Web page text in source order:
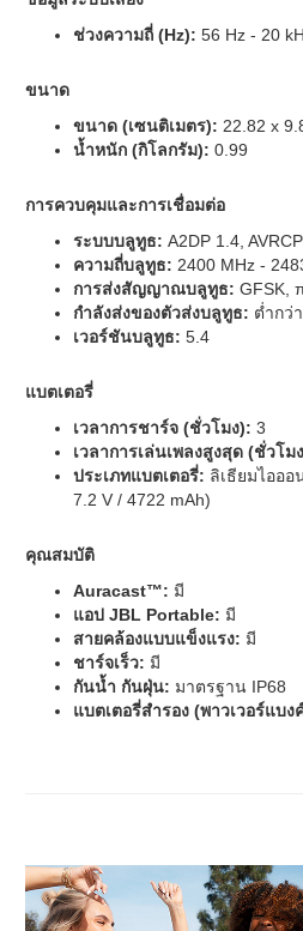
ช่วงความถี่ (Hz): 56 Hz - 20
ขนาด
ขนาด (เซนติเมตร): 22.82 x
น้ำหนัก (กิโลกรัม): 0.99
การควบคุมและการเชื่อมต่อ
ระบบบลูทูธ: A2DP 1.4,
ความถี่บลูทูธ: 2400 MHz -
การส่งสัญญาณบลูทูธ: GFSK,
กำลังส่งของตัวส่งบลูทูธ: ต่ำกว่
เวอร์ชันบลูทูธ: 5.4
แบตเตอรี่
เวลาการชาร์จ (ชั่วโมง): 3
เวลาการเล่นเพลงสูงสุด (ชั่วโม
ประเภทแบตเตอรี่: ลิเธียมไอออ
7.2 V / 4722 mAh)
คุณสมบัติ
Auracast™: มี
แอป JBL Portable: มี
สายคล้องแบบแข็งแรง: มี
ชาร์จเร็ว: มี
กันน้ำ กันฝุ่น: มาตรฐาน IP68
แบตเตอรี่สำรอง (พาวเวอร์แบง